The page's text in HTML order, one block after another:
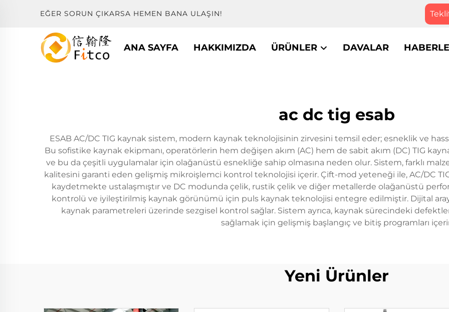
EĞER SORUN ÇIKARSA HEMEN BANA ULAŞIN!
ANA SAYFA HAKKIMIZDA ÜRÜNLER DAVALAR
ac dc tig esab
ESAB AC/DC TIG kaynak sistem, modern kaynak teknolojisinin zirvesini temsil eder; esneklik ve
Bu sofistike kaynak ekipmanı, operatörlerin hem değişen akım (AC) hem de sabit akım (DC) TIG
ve bu da çeşitli uygulamalar için olağanüstü esnekliğe sahip olmasına neden olur. Sistem, farklı
kalitesini garanti eden gelişmiş mikroişlemci kontrol teknolojisi içerir. Çift-mod yeteneği ile, AC/DC
kaydetmekte ustalaşmıştır ve DC modunda çelik, rustik çelik ve diğer metallerde olağanüstü
kontrolü ve iyileştirilmiş kaynak görünümü için puls kaynak teknolojisi entegre edilmiştir. Dijital
kaynak parametreleri üzerinde sezgisel kontrol sağlar. Sistem ayrıca, kaynak sürecindeki
sağlamak için gelişmiş başlangıç ve bitiş programları
Yeni Ürünler